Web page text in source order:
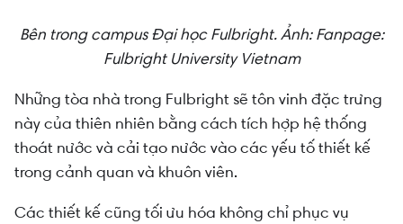
Bên trong campus Đại học Fulbright.Ảnh: Fanpage:
Fulbright University Vietnam
Những tòa nhà trong Fulbright sẽ tôn vinh đặc trưng
này của thiên nhiên bằng cách tích hợp hệ thống
thoát nước và cải tạo nước vào các yếu tố thiết kế
trong cảnh quan và khuôn viên.
Các thiết kế cũng tối ưu hóa không chỉ phục vụ